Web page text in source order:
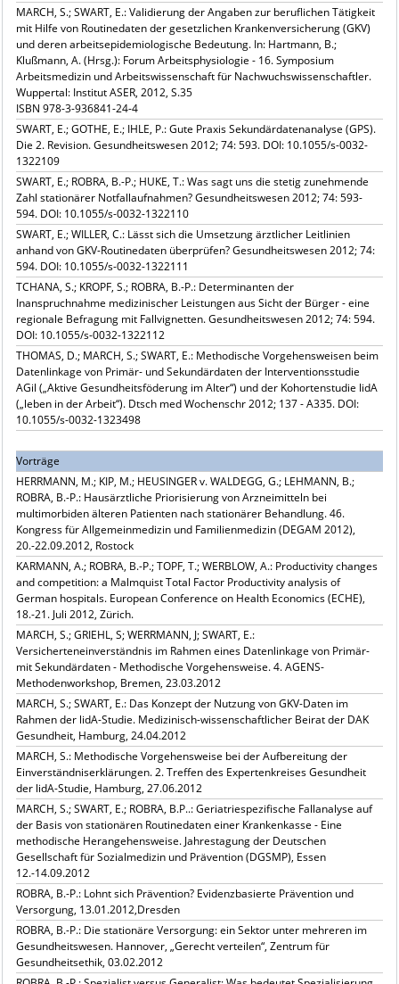
MARCH, S.; SWART, E.: Validierung der Angaben zur beruflichen Tätigkeit
mit Hilfe von Routinedaten der gesetzlichen Krankenversicherung (GKV)
und deren arbeitsepidemiologische Bedeutung. In: Hartmann, B.;
Klußmann, A. (Hrsg.): Forum Arbeitsphysiologie - 16. Symposium
Arbeitsmedizin und Arbeitswissenschaft für Nachwuchswissenschaftler.
Wuppertal: Institut ASER, 2012, S.35
ISBN 978-3-936841-24-4
SWART, E.; GOTHE, E.; IHLE, P.: Gute Praxis Sekundärdatenanalyse (GPS).
Die 2. Revision. Gesundheitswesen 2012; 74: 593. DOI: 10.1055/s-0032-
1322109
SWART, E.; ROBRA, B.-P.; HUKE, T.: Was sagt uns die stetig zunehmende
Zahl stationärer Notfallaufnahmen? Gesundheitswesen 2012; 74: 593-
594. DOI: 10.1055/s-0032-1322110
SWART, E.; WILLER, C.: Lässt sich die Umsetzung ärztlicher Leitlinien
anhand von GKV-Routinedaten überprüfen? Gesundheitswesen 2012; 74:
594. DOI: 10.1055/s-0032-1322111
TCHANA, S.; KROPF, S.; ROBRA, B.-P.: Determinanten der
Inanspruchnahme medizinischer Leistungen aus Sicht der Bürger - eine
regionale Befragung mit Fallvignetten. Gesundheitswesen 2012; 74: 594.
DOI: 10.1055/s-0032-1322112
THOMAS, D.; MARCH, S.; SWART, E.: Methodische Vorgehensweisen beim
Datenlinkage von Primär- und Sekundärdaten der Interventionsstudie
AGil („Aktive Gesundheitsföderung im Alter“) und der Kohortenstudie lidA
(„leben in der Arbeit“). Dtsch med Wochenschr 2012; 137 - A335. DOI:
10.1055/s-0032-1323498
Vorträge
HERRMANN, M.; KIP, M.; HEUSINGER v. WALDEGG, G.; LEHMANN, B.;
ROBRA, B.-P.: Hausärztliche Priorisierung von Arzneimitteln bei
multimorbiden älteren Patienten nach stationärer Behandlung. 46.
Kongress für Allgemeinmedizin und Familienmedizin (DEGAM 2012),
20.-22.09.2012, Rostock
KARMANN, A.; ROBRA, B.-P.; TOPF, T.; WERBLOW, A.: Productivity changes
and competition: a Malmquist Total Factor Productivity analysis of
German hospitals. European Conference on Health Economics (ECHE),
18.-21. Juli 2012, Zürich.
MARCH, S.; GRIEHL, S; WERRMANN, J; SWART, E.:
Versicherteneinverständnis im Rahmen eines Datenlinkage von Primär-
mit Sekundärdaten - Methodische Vorgehensweise. 4. AGENS-
Methodenworkshop, Bremen, 23.03.2012
MARCH, S.; SWART, E.: Das Konzept der Nutzung von GKV-Daten im
Rahmen der lidA-Studie. Medizinisch-wissenschaftlicher Beirat der DAK
Gesundheit, Hamburg, 24.04.2012
MARCH, S.: Methodische Vorgehensweise bei der Aufbereitung der
Einverständniserklärungen. 2. Treffen des Expertenkreises Gesundheit
der lidA-Studie, Hamburg, 27.06.2012
MARCH, S.; SWART, E.; ROBRA, B.P..: Geriatriespezifische Fallanalyse auf
der Basis von stationären Routinedaten einer Krankenkasse - Eine
methodische Herangehensweise. Jahrestagung der Deutschen
Gesellschaft für Sozialmedizin und Prävention (DGSMP), Essen
12.-14.09.2012
ROBRA, B.-P.: Lohnt sich Prävention? Evidenzbasierte Prävention und
Versorgung, 13.01.2012,Dresden
ROBRA, B.-P.: Die stationäre Versorgung: ein Sektor unter mehreren im
Gesundheitswesen. Hannover, „Gerecht verteilen“, Zentrum für
Gesundheitsethik, 03.02.2012